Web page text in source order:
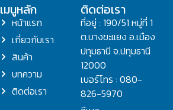
เมนูหลัก
หน้าแรก
เกี่ยวกับเรา
สินค้า
บทความ
ติดต่อเรา
ติดต่อเรา
ที่อยู่ : 190/51 หมู่ที่ 1
ต.บางขะแยง อ.เมือง
ปทุมธานี จ.ปทุมธานี
12000
เบอร์โทร : 080-
826-5970